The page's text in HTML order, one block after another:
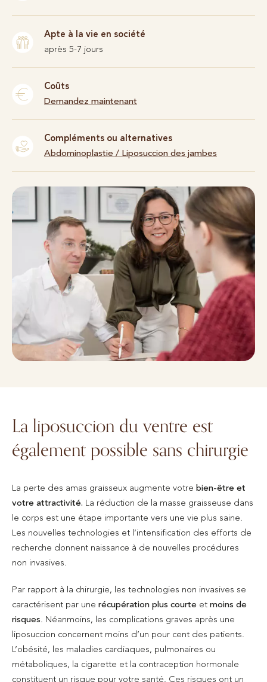
Apte à la vie en société
après 5-7 jours
Coûts
Demandez maintenant
Compléments ou alternatives
Abdominoplastie / Liposuccion des jambes
La liposuccion du ventre est
également possible sans chirurgie
La perte des amas graisseux augmente votre bien-être et
votre attractivité. La réduction de la masse graisseuse dans
le corps est une étape importante vers une vie plus saine.
Les nouvelles technologies et l’intensification des efforts de
recherche donnent naissance à de nouvelles procédures
non invasives.
Par rapport à la chirurgie, les technologies non invasives se
caractérisent par une récupération plus courte et moins de
risques . Néanmoins, les complications graves après une
liposuccion concernent moins d’un pour cent des patients.
L’obésité, les maladies cardiaques, pulmonaires ou
métaboliques, la cigarette et la contraception hormonale
constituent un risque pour votre santé. Ces risques ont un